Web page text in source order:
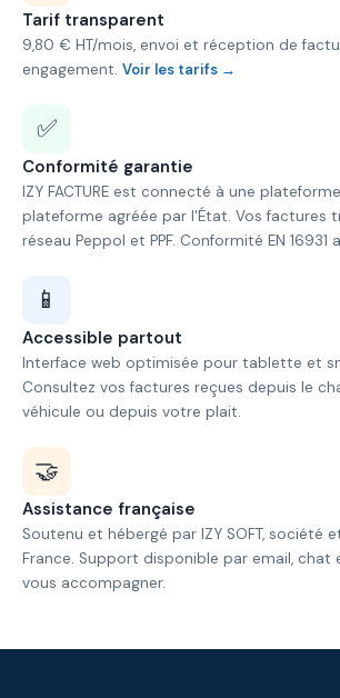
Tarif transparent
9,80 € HT/mois, envoi et réception de
engagement. Voir les tarifs →
✅
Conformité garantie
IZY FACTURE est connecté à une
plateforme agréée par l'État. Vos factures
réseau Peppol et PPF. Conformité EN 16931
📱
Accessible partout
Interface web optimisée pour tablette et
Consultez vos factures reçues depuis le
véhicule ou depuis votre plait.
🤝
Assistance française
Soutenu et hébergé par IZY SOFT, société
France. Support disponible par email,
vous accompagner.